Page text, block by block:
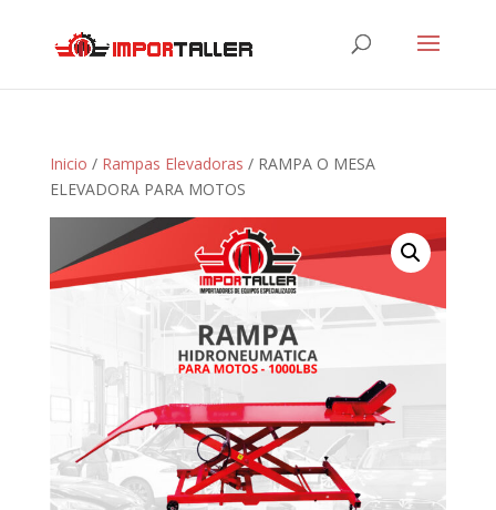
Inicio / Rampas Elevadoras / RAMPA O MESA
ELEVADORA PARA MOTOS